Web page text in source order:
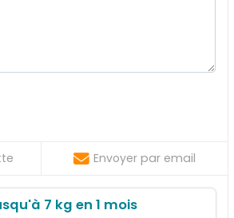
Envoyer par email
7 kg en 1 mois